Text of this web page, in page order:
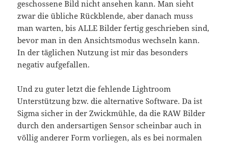
geschossene Bild nicht ansehen kann. Man sieht
zwar die übliche Rückblende, aber danach muss
man warten, bis ALLE Bilder fertig geschrieben sind,
bevor man in den Ansichtsmodus wechseln kann.
In der täglichen Nutzung ist mir das besonders
negativ aufgefallen.
Und zu guter letzt die fehlende Lightroom
Unterstützung bzw. die alternative Software. Da ist
Sigma sicher in der Zwickmühle, da die RAW Bilder
durch den andersartigen Sensor scheinbar auch in
völlig anderer Form vorliegen, als es bei normalen